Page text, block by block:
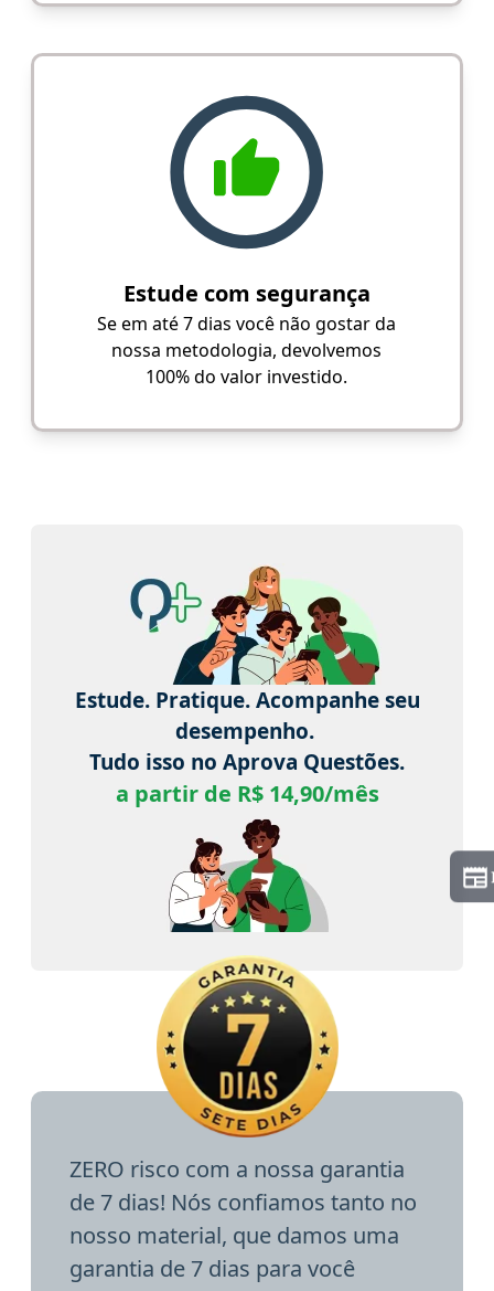
Estude com segurança
Se em até 7 dias você não gostar da
nossa metodologia, devolvemos
100% do valor investido.
Estude. Pratique. Acompanhe seu
desempenho.
Tudo isso no Aprova Questões.
a partir de R$ 14,90/mês
ZERO risco com a nossa garantia
de 7 dias! Nós confiamos tanto no
nosso material, que damos uma
garantia de 7 dias para você